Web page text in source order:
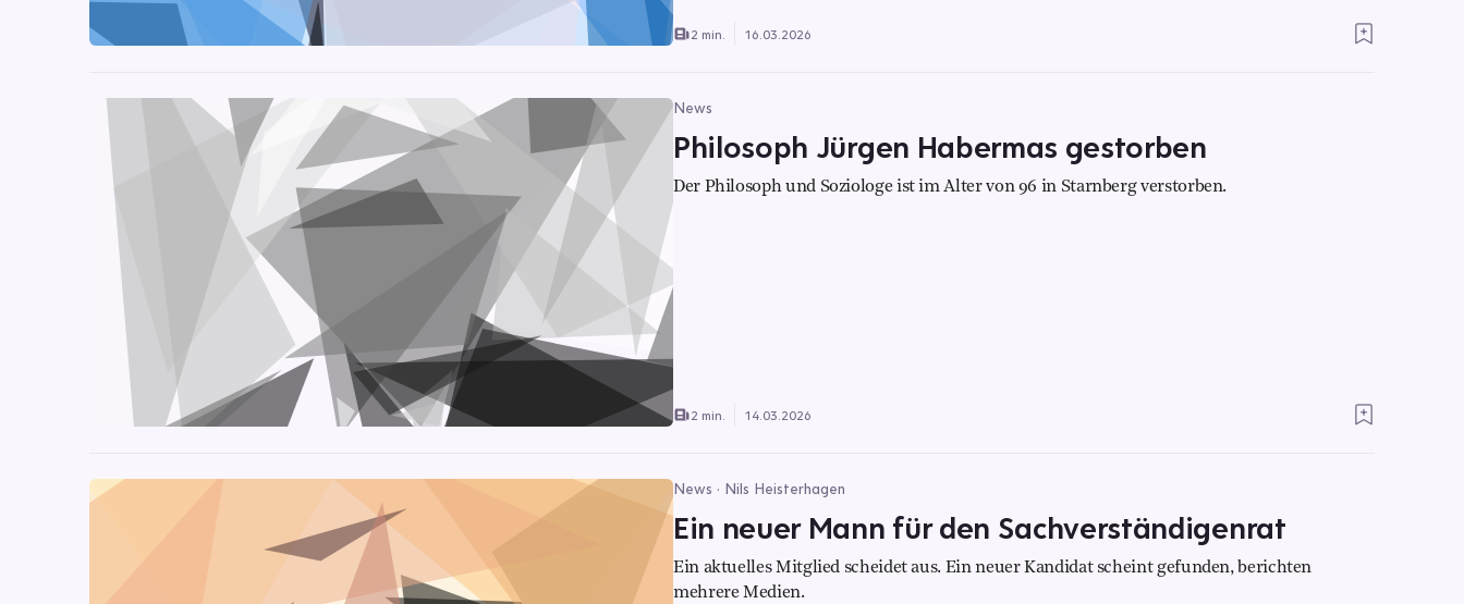
2 min. 16.03.2026
News
Philosoph Jürgen Habermas gestorben
Der Philosoph und Soziologe ist im Alter von 96 in Starnberg verstorben.
2 min. 14.03.2026
News · Nils Heisterhagen
Ein neuer Mann für den Sachverständigenrat
Ein aktuelles Mitglied scheidet aus. Ein neuer Kandidat scheint gefunden, berichten
mehrere Medien.